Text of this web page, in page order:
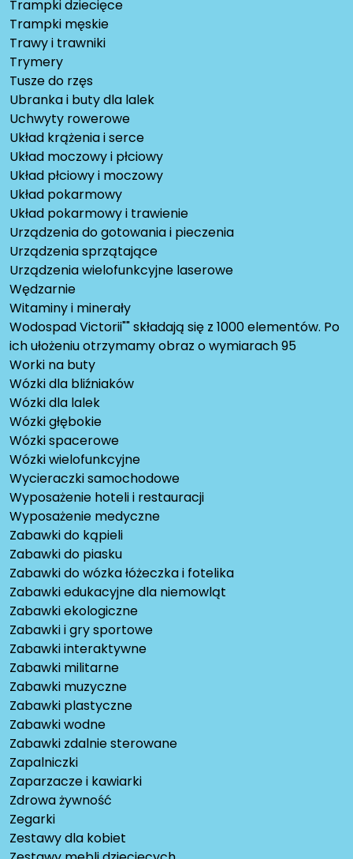
Trampki dziecięce
Trampki męskie
Trawy i trawniki
Trymery
Tusze do rzęs
Ubranka i buty dla lalek
Uchwyty rowerowe
Układ krążenia i serce
Układ moczowy i płciowy
Układ płciowy i moczowy
Układ pokarmowy
Układ pokarmowy i trawienie
Urządzenia do gotowania i pieczenia
Urządzenia sprzątające
Urządzenia wielofunkcyjne laserowe
Wędzarnie
Witaminy i minerały
Wodospad Victorii"" składają się z 1000 elementów. Po
ich ułożeniu otrzymamy obraz o wymiarach 95
Worki na buty
Wózki dla bliźniaków
Wózki dla lalek
Wózki głębokie
Wózki spacerowe
Wózki wielofunkcyjne
Wycieraczki samochodowe
Wyposażenie hoteli i restauracji
Wyposażenie medyczne
Zabawki do kąpieli
Zabawki do piasku
Zabawki do wózka łóżeczka i fotelika
Zabawki edukacyjne dla niemowląt
Zabawki ekologiczne
Zabawki i gry sportowe
Zabawki interaktywne
Zabawki militarne
Zabawki muzyczne
Zabawki plastyczne
Zabawki wodne
Zabawki zdalnie sterowane
Zapalniczki
Zaparzacze i kawiarki
Zdrowa żywność
Zegarki
Zestawy dla kobiet